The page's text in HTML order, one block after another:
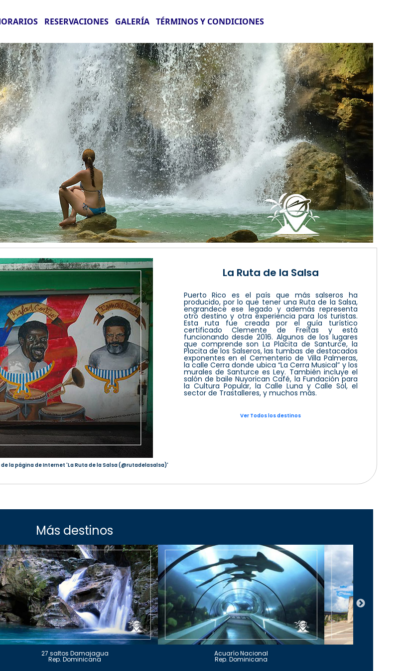
RESERVACIONES GALERÍA TÉRMINOS Y CONDICIONES
la página de Internet 'La Ruta de la Salsa (@rutadelasalsa)'
La Ruta de la Salsa
Puerto Rico es el país que más salseros ha
producido, por lo que tener una Ruta de la Salsa,
engrandece ese legado y además representa
otro destino y otra experiencia para los turistas.
Esta ruta fue creada por el guía turístico
certificado Clemente de Freitas y está
funcionando desde 2016. Algunos de los lugares
que comprende son La Placita de Santurce, la
Placita de los Salseros, las tumbas de destacados
exponentes en el Cementerio de Villa Palmeras,
la calle Cerra donde ubica “La Cerra Musical” y los
murales de Santurce es Ley. También incluye el
salón de baile Nuyorican Café, la Fundación para
la Cultura Popular, la Calle Luna y Calle Sol, el
sector de Trastalleres, y muchos más.
Ver Todos los destinos
Más destinos
27 saltos Damajagua
Rep. Dominicana
Acuarío Nacional
Rep. Dominicana